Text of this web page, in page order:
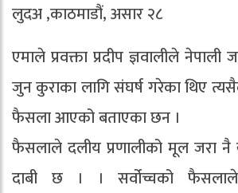
लुदअ ,काठमाडौं, असार २८
एमाले प्रवक्ता प्रदीप ज्ञवालीले
जुन कुराका लागि संघर्ष गरेका थिए
फैसला आएको बताएका छन ।
फैसलाले दलीय प्रणालीको मूल जरा
दाबी छ । । सर्वोच्चको फैसलाले